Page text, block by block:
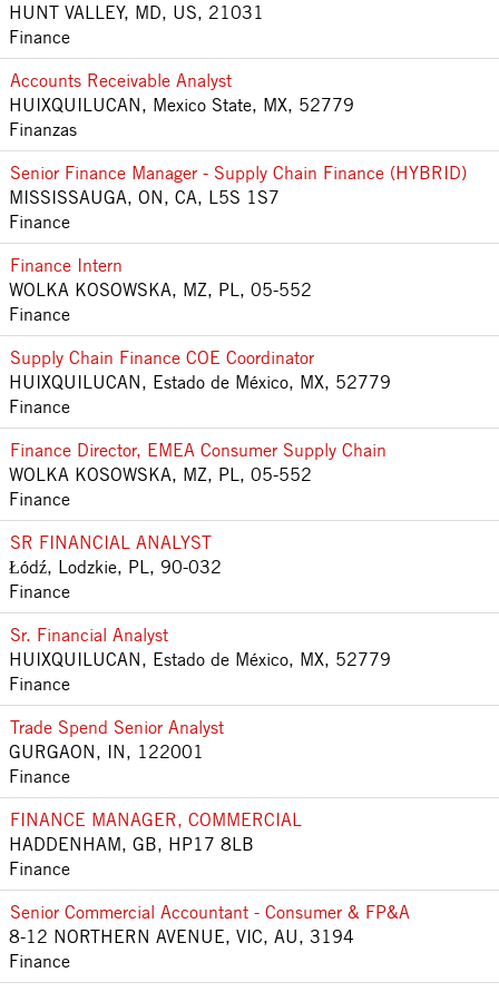
HUNT VALLEY, MD, US, 21031
Finance
Accounts Receivable Analyst
HUIXQUILUCAN, Mexico State, MX, 52779
Finanzas
Senior Finance Manager - Supply Chain Finance (HYBRID)
MISSISSAUGA, ON, CA, L5S 1S7
Finance
Finance Intern
WOLKA KOSOWSKA, MZ, PL, 05-552
Finance
Supply Chain Finance COE Coordinator
HUIXQUILUCAN, Estado de México, MX, 52779
Finance
Finance Director, EMEA Consumer Supply Chain
WOLKA KOSOWSKA, MZ, PL, 05-552
Finance
SR FINANCIAL ANALYST
Łódź, Lodzkie, PL, 90-032
Finance
Sr. Financial Analyst
HUIXQUILUCAN, Estado de México, MX, 52779
Finance
Trade Spend Senior Analyst
GURGAON, IN, 122001
Finance
FINANCE MANAGER, COMMERCIAL
HADDENHAM, GB, HP17 8LB
Finance
Senior Commercial Accountant - Consumer & FP&A
8-12 NORTHERN AVENUE, VIC, AU, 3194
Finance